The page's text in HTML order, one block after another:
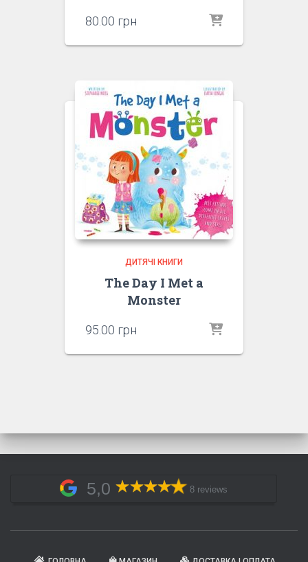
80.00 грн
ДИТЯЧІ КНИГИ
The Day I Met a
Monster
95.00 грн
5,0 8 reviews